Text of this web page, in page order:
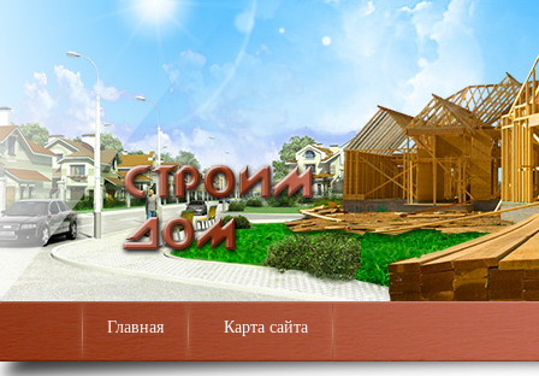
Главная Карта сайта